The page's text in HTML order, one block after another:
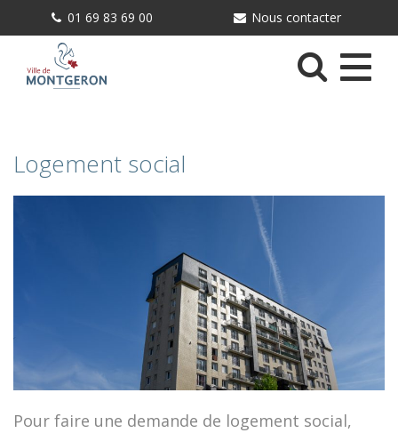
01 69 83 69 00 Nous contacter
Menu
Logement social
Pour faire une demande de logement social,